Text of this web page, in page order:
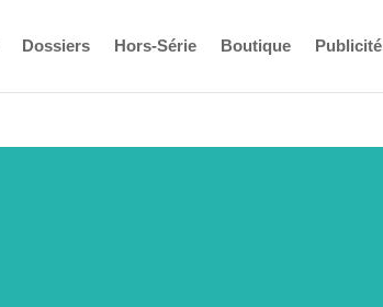
Dossiers Hors-Série Boutique Publicité